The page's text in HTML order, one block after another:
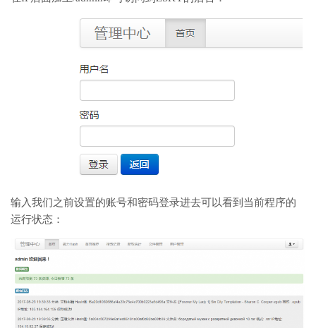
输入我们之前设置的账号和密码登录进去可以看到当前程序的
运行状态：